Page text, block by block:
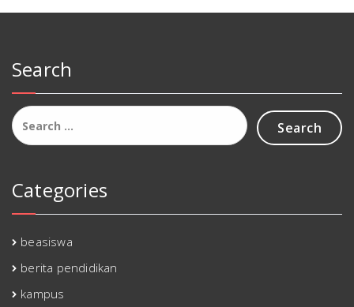
Search
Search
for:
Categories
beasiswa
berita pendidikan
kampus